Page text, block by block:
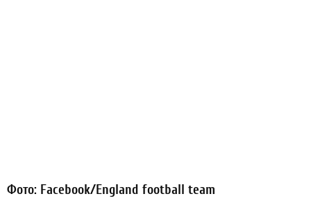
Фото: Facebook/England football team